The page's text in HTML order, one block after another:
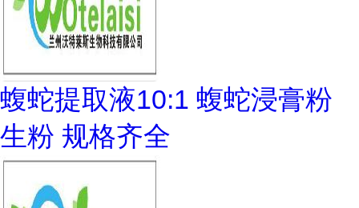
蝮蛇提取液10:1 蝮蛇浸膏粉
生粉 规格齐全